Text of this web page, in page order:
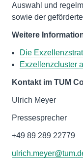
Auswahl und
sowie der
Weitere
Die
Exzellenzcluster
Kontakt im TUM
Ulrich Meyer
Pressesprecher
+49 89 289 22779